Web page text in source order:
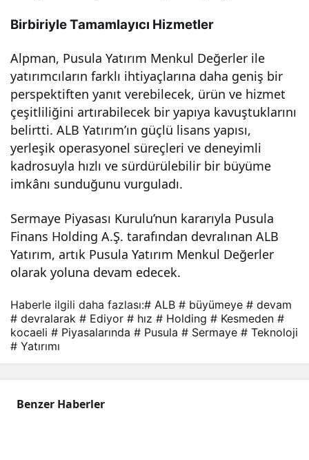
Birbiriyle Tamamlayıcı Hizmetler
Alpman, Pusula Yatırım Menkul Değerler ile
yatırımcıların farklı ihtiyaçlarına daha geniş bir
perspektiften yanıt verebilecek, ürün ve hizmet
çeşitliliğini artırabilecek bir yapıya kavuştuklarını
belirtti. ALB Yatırım’ın güçlü lisans yapısı,
yerleşik operasyonel süreçleri ve deneyimli
kadrosuyla hızlı ve sürdürülebilir bir büyüme
imkânı sunduğunu vurguladı.
Sermaye Piyasası Kurulu’nun kararıyla Pusula
Finans Holding A.Ş. tarafından devralınan ALB
Yatırım, artık Pusula Yatırım Menkul Değerler
olarak yoluna devam edecek.
ye
hız
med
en
dev
am
Haberle ilgili daha fazlası:# ALB # büyümeye # devam
# devralarak # Ediyor # hız # Holding # Kesmeden #
kocaeli # Piyasalarında # Pusula # Sermaye # Teknoloji
# Yatırımı
Benzer Haberler